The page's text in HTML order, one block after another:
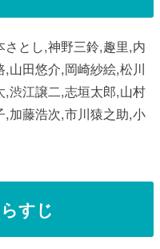
とし,神野三鈴,趣里,内
山田悠介,岡崎紗絵,松川
渋江譲二,志垣太郎,山村
加藤浩次,市川猿之助,小
すじ